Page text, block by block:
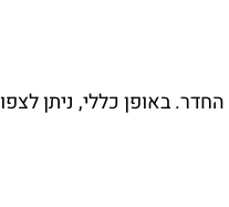
ולסוג החדר. באופן כללי, ניתן